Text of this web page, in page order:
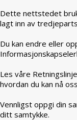
Dette nettstedet
lagt inn av
Du kan endre eller
Les våre
hvordan du kan nå
Vennligst oppgi din
ditt samtykke.